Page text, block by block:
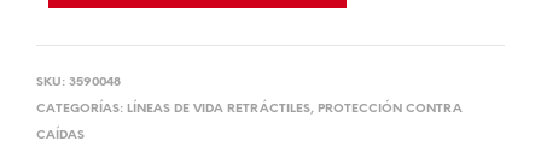
SKU: 3590048
CATEGORÍAS: LÍNEAS DE VIDA RETRÁCTILES, PROTECCIÓN CONTRA
CAÍDAS